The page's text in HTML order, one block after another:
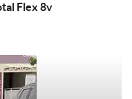
Flex 8v